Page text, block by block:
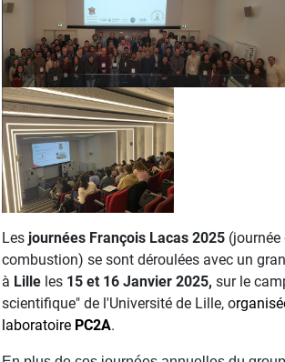
Les journées François Lacas 2025
combustion) se sont déroulées avec un
à Lille les 15 et 16 Janvier 2025, sur le
scientifique" de l'Université de Lille, o
laboratoire PC2A.